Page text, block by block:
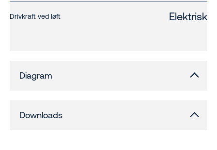
Drivkraft ved løft Elektrisk
Diagram
Downloads